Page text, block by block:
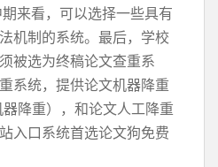
来看，可以选择一些具有
机制的系统。最后，学校
被选为终稿论文查重系
系统，提供论文机器降重
器降重），和论文人工降重
入口系统首选论文狗免费